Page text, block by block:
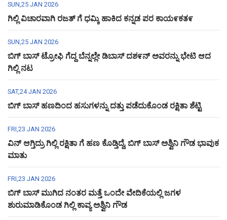
SUN,25 JAN 2026
ಗಿಲ್ಲಿ ವಿಚಾರವಾಗಿ ರಜತ್ ಗೆ ಧಮ್ಕಿ ಹಾಕಿದ ಕನ್ನಡ ಪರ ಕಾಯ೯ಕತ೯
SUN,25 JAN 2026
ಬಿಗ್ ಬಾಸ್ ಟ್ರೋಫಿ ಗೆದ್ದ ಬೆನ್ನಲ್ಲೇ ಡಿಬಾಸ್ ದಶ೯ನ್ ಅವರನ್ನು ಭೇಟಿ ಆದ
ಗಿಲ್ಲಿ ನಟ
SAT,24 JAN 2026
ಬಿಗ್ ಬಾಸ್ ಹಣದಿಂದ ಹಸುಗಳನ್ನು ದತ್ತು ಪಡೆದುಕೊಂಡ ರಕ್ಷಿತಾ ಶೆಟ್ಟಿ
FRI,23 JAN 2026
ವಿನ್ ಆಗ್ತಿದ್ರು ಗಿಲ್ಲಿ ರಕ್ಷಿತಾ ಗೆ ಹಣ ಕೊಡ್ತಿದ್ದೆ, ಬಿಗ್ ಬಾಸ್ ಅಶ್ವಿನಿ ಗೌಡ ಭಾವುಕ
ಮಾತು
FRI,23 JAN 2026
ಬಿಗ್ ಬಾಸ್ ಮುಗಿದ ನಂತರ ಮತ್ತೆ ಒಂದೇ ವೇದಿಕೆಯಲ್ಲಿ ಜಗಳ
ಶುರುಮಾಡಿಕೊಂಡ ಗಿಲ್ಲಿ ಕಾವ್ಯ ಅಶ್ವಿನಿ ಗೌಡ